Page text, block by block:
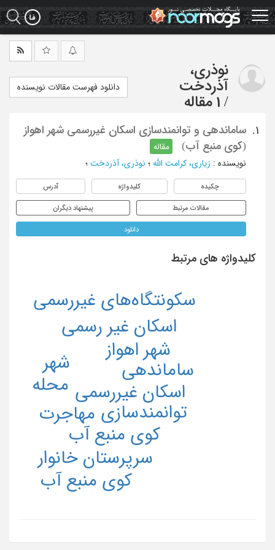
Skip
to
main
نوذری،
آذردخت
/ 1 مقاله
دانلود فهرست مقالات نویسنده
1.
ساماندهی و توانمندسازی اسکان غیررسمی شهر اهواز
(کوی منبع آب)
مقاله
نویسنده : زیاری، کرامت الله ؛ نوذری، آذردخت ؛
چکیده کلیدواژه آدرس
مقالات مرتبط پیشنهاد دیگران
دانلود
کلیدواژه های مرتبط
اسکان غیررسمی
توانمندسازی
ساماندهی
شهر اهواز
کوی منبع آب
اسکان غیر رسمی
سرپرستان خانوار
سکونتگاه‌های غیررسمی
شهر
محله
مهاجرت
کوی منبع آب